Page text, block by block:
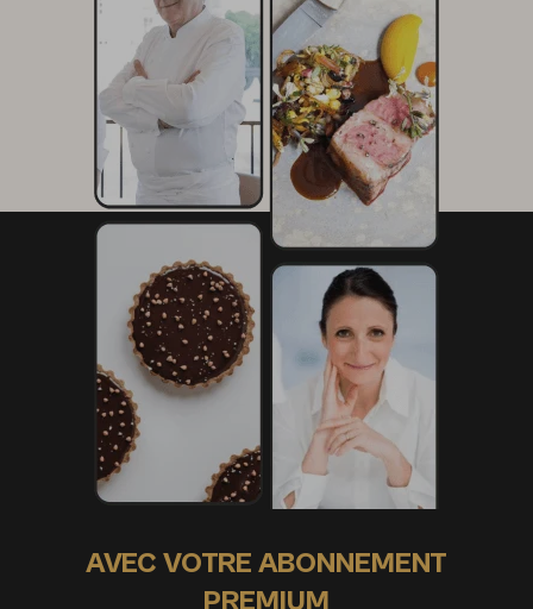
AVEC VOTRE ABONNEMENT
PREMIUM